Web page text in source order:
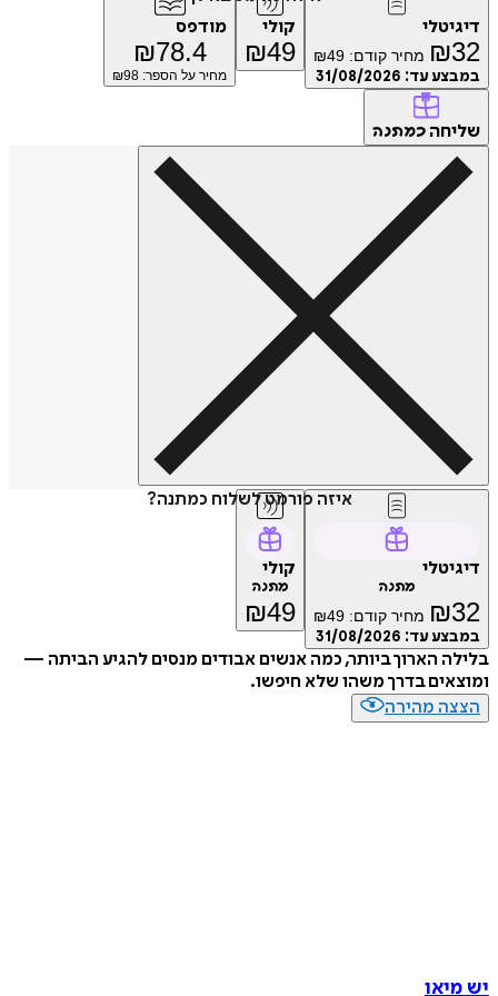
₪ מחיר קודם: ₪49
עד:31/08/2026
קולי
₪49
מודפס
₪78.4
מחיר על הספר: ₪98
כמתנה
איזה פורמט לשלוח כמתנה?
מתנה
₪ מחיר קודם: ₪49
עד:31/08/2026
קולי
מתנה
₪49
הארוך ביותר, כמה אנשים אבודים מנסים להגיע הביתה —
בדרך משהו שלא חיפשו.
מהירה
מיאו